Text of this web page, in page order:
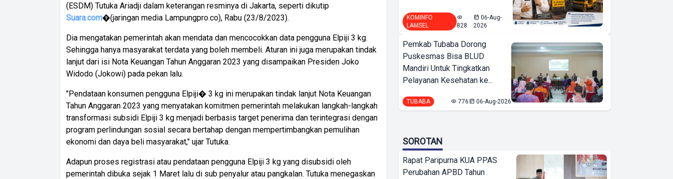
(ESDM) Tutuka Ariadji dalam keterangan resminya di Jakarta, seperti dikutip
Suara.com�(jaringan media Lampungpro.co), Rabu (23/8/2023).
Dia mengatakan pemerintah akan mendata dan mencocokkan data pengguna Elpiji 3 kg.
Sehingga hanya masyarakat terdata yang boleh membeli. Aturan ini juga merupakan tindak
lanjut dari isi Nota Keuangan Tahun Anggaran 2023 yang disampaikan Presiden Joko
Widodo (Jokowi) pada pekan lalu.
"Pendataan konsumen pengguna Elpiji� 3 kg ini merupakan tindak lanjut Nota Keuangan
Tahun Anggaran 2023 yang menyatakan komitmen pemerintah melakukan langkah-langkah
transformasi subsidi Elpiji 3 kg menjadi berbasis target penerima dan terintegrasi dengan
program perlindungan sosial secara bertahap dengan mempertimbangkan pemulihan
ekonomi dan daya beli masyarakat," ujar Tutuka.
Adapun proses registrasi atau pendataan pengguna Elpiji 3 kg yang disubsidi oleh
pemerintah dibuka sejak 1 Maret lalu di sub penyalur atau pangkalan. Tutuka menegaskan
KOMINFO
LAMSEL
828
06-Aug-
2026
Pemkab Tubaba Dorong
Puskesmas Bisa BLUD
Mandiri Untuk Tingkatkan
Pelayanan Kesehatan ke...
TUBABA 776 06-Aug-2026
SOROTAN
Rapat Paripurna KUA PPAS
Perubahan APBD Tahun